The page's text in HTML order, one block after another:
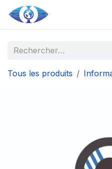
Aller au contenu principal
Se rendre au contenu
Tous les produits